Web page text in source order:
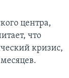
центра,
что
кризис,